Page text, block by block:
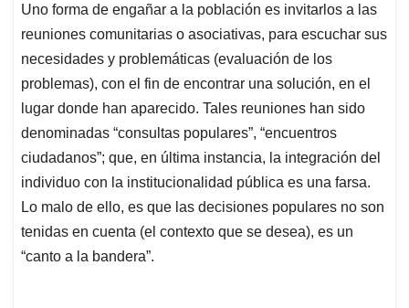
Uno forma de engañar a la población es invitarlos a las
reuniones comunitarias o asociativas, para escuchar sus
necesidades y problemáticas (evaluación de los
problemas), con el fin de encontrar una solución, en el
lugar donde han aparecido. Tales reuniones han sido
denominadas “consultas populares”, “encuentros
ciudadanos”; que, en última instancia, la integración del
individuo con la institucionalidad pública es una farsa.
Lo malo de ello, es que las decisiones populares no son
tenidas en cuenta (el contexto que se desea), es un
“canto a la bandera”.